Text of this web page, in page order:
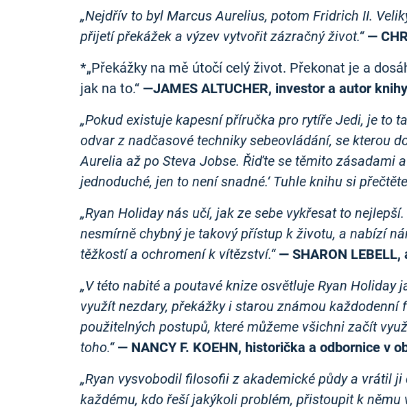
„Nejdřív to byl Marcus Aurelius, potom Fridrich II.
přijetí překážek a výzev vytvořit zázračný život.“ —
*„Překážky na mě útočí celý život. Překonat je a
jak na to.“ —JAMES ALTUCHER, investor a autor
„Pokud existuje kapesní příručka pro rytíře Jedi, je to
odvar z nadčasové techniky sebeovládání, se kterou
Aurelia až po Steva Jobse. Řiďte se těmito zásadami
jednoduché, jen to není snadné.‘ Tuhle knihu si
„Ryan Holiday nás učí, jak ze sebe vykřesat to
nesmírně chybný je takový přístup k životu, a nabízí
těžkostí a ochromení k vítězství.“ — SHARON
„V této nabité a poutavé knize osvětluje Ryan
využít nezdary, překážky i starou známou
použitelných postupů, které můžeme všichni začít
toho.“ — NANCY F. KOEHN, historička a odbornice v
„Ryan vysvobodil filosofii z akademické půdy a vrátil
každému, kdo řeší jakýkoli problém, přistoupit k